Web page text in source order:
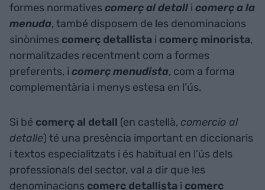
formes normativescomerç al detall i comerç a la
menuda, també disposem de les denominacions
sinònimes comerç detallista i comerç minorista,
normalitzades recentment com a formes
preferents, i comerç menudista, com a forma
complementària i menys estesa en l’ús.
Si bé comerç al detall (en castellà, comercio al
detalle) té una presència important en diccionaris
i textos especialitzats i és habitual en l’ús dels
professionals del sector, val a dir que les
denominacions comerç detallista i comerç